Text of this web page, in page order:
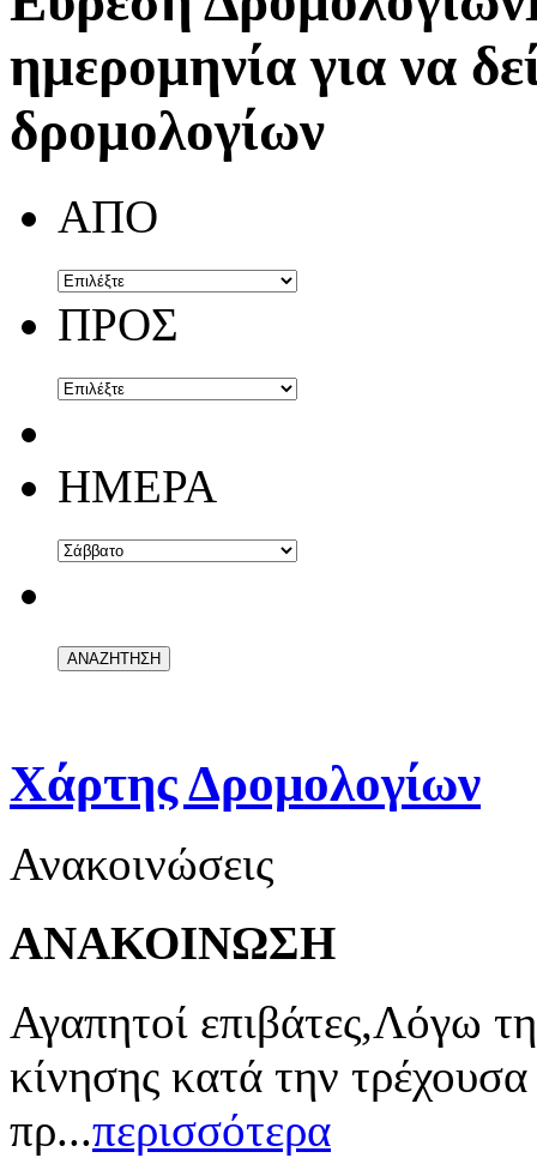
ημερομηνία για να
δρομολογίων
ΑΠΟ
ΠΡΟΣ
ΗΜΕΡΑ
Χάρτης Δρομολογίων
Ανακοινώσεις
ΑΝΑΚΟΙΝΩΣΗ
Αγαπητοί επιβάτες,Λόγω
κίνησης κατά την
πρ...περισσότερα